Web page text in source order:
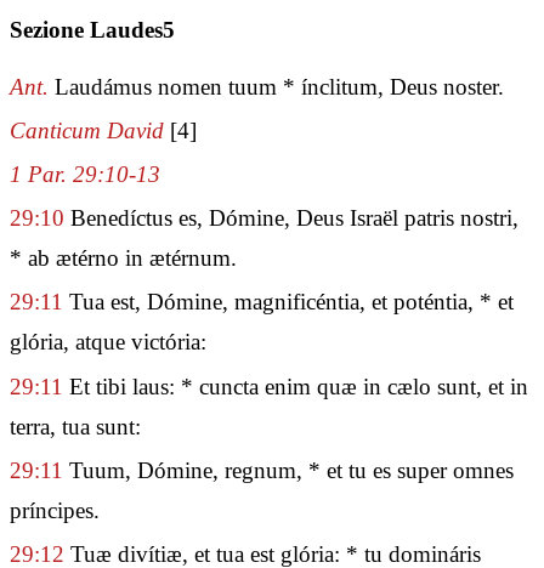
Sezione Laudes5
Ant. Laudámus nomen tuum * ínclitum, Deus noster.
Canticum David [4]
1 Par. 29:10-13
29:10 Benedíctus es, Dómine, Deus Israël patris nostri,
* ab ætérno in ætérnum.
29:11 Tua est, Dómine, magnificéntia, et poténtia, * et
glória, atque victória:
29:11 Et tibi laus: * cuncta enim quæ in cælo sunt, et in
terra, tua sunt:
29:11 Tuum, Dómine, regnum, * et tu es super omnes
príncipes.
29:12 Tuæ divítiæ, et tua est glória: * tu domináris